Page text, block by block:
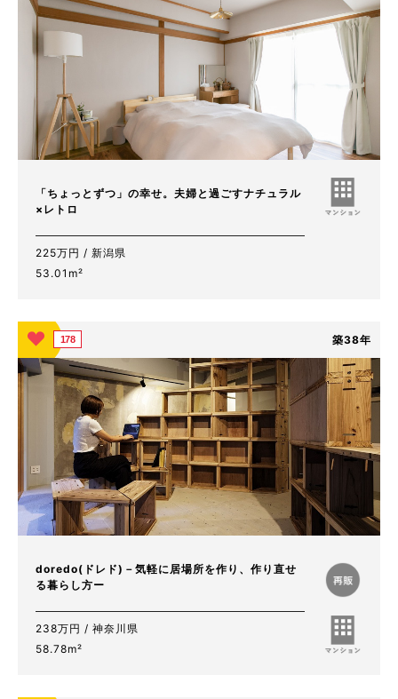
「ちょっとずつ」の幸せ。夫婦と過ごすナチュラル
×レトロ
225万円 / 新潟県
53.01m²
178 築38年
doredo(ドレド)－気軽に居場所を作り、作り直せ
る暮らし方ー
238万円 / 神奈川県
58.78m²